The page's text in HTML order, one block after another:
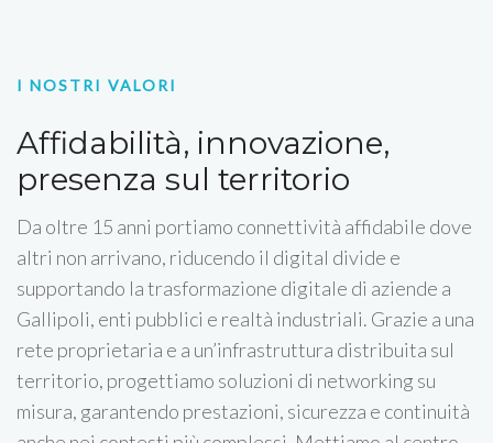
I NOSTRI VALORI
Affidabilità, innovazione,
presenza sul territorio
Da oltre 15 anni portiamo connettività affidabile dove
altri non arrivano, riducendo il digital divide e
supportando la trasformazione digitale di aziende a
Gallipoli, enti pubblici e realtà industriali. Grazie a una
rete proprietaria e a un’infrastruttura distribuita sul
territorio, progettiamo soluzioni di networking su
misura, garantendo prestazioni, sicurezza e continuità